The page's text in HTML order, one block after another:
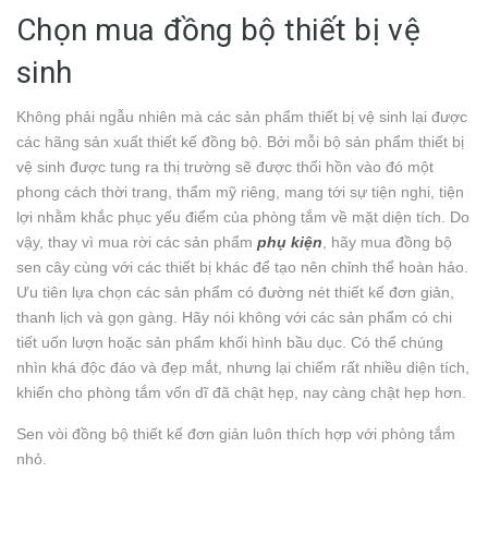
Chọn mua đồng bộ thiết bị vệ
sinh
Không phải ngẫu nhiên mà các sản phẩm thiết bị vệ sinh lại được
các hãng sản xuất thiết kế đồng bộ. Bởi mỗi bộ sản phẩm thiết bị
vệ sinh được tung ra thị trường sẽ được thổi hồn vào đó một
phong cách thời trang, thẩm mỹ riêng, mang tới sự tiện nghi, tiện
lợi nhằm khắc phục yếu điểm của phòng tắm về mặt diện tích. Do
vậy, thay vì mua rời các sản phẩm phụ kiện , hãy mua đồng bộ
sen cây cùng với các thiết bị khác để tạo nên chỉnh thể hoàn hảo.
Ưu tiên lựa chọn các sản phẩm có đường nét thiết kế đơn giản,
thanh lịch và gọn gàng. Hãy nói không với các sản phẩm có chi
tiết uốn lượn hoặc sản phẩm khối hình bầu dục. Có thể chúng
nhìn khá độc đáo và đẹp mắt, nhưng lại chiếm rất nhiều diện tích,
khiến cho phòng tắm vốn dĩ đã chật hẹp, nay càng chật hẹp hơn.
Sen vòi đồng bộ thiết kế đơn giản luôn thích hợp với phòng tắm
nhỏ.